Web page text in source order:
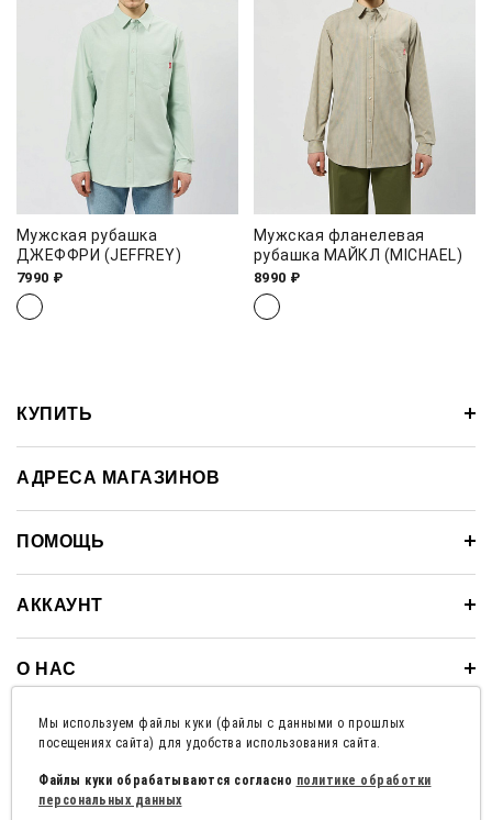
Мужская рубашка
ДЖЕФФРИ (JEFFREY)
7990 ₽
Мужская фланелевая
рубашка МАЙКЛ (MICHAEL)
8990 ₽
100% БЕЗОПАСНЫЕ ПЛАТЕЖИ
Политика конфиденциальности
КУПИТЬ
АДРЕСА МАГАЗИНОВ
ПОМОЩЬ
АККАУНТ
О НАС
Мы используем файлы куки (файлы с данными о прошлых
посещениях сайта) для удобства использования сайта.
Файлы куки обрабатываются согласно политике обработки
персональных данных